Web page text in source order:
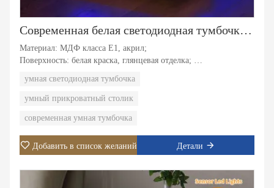
Современная белая светодиодная тумбочка с беспроводным зарядным устройством, умная тумбочка, прикроватная тумбочка для спальни
Материал: МДФ класса E1, акрил;
Поверхность: белая краска, глянцевая отделка;
2.Беспроводная зарядка. 3. Двойной ящик для хранения.
умная светодиодная тумбочка
умный прикроватный столик
современная умная тумбочка
Добавить в список желаний Детали